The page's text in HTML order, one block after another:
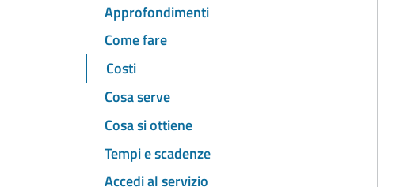
Approfondimenti
Come fare
Costi
Cosa serve
Cosa si ottiene
Tempi e scadenze
Accedi al servizio